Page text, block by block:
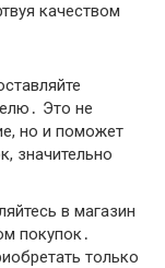
качеством
Это не
но и поможет
значительно
в магазин
покупок․
только